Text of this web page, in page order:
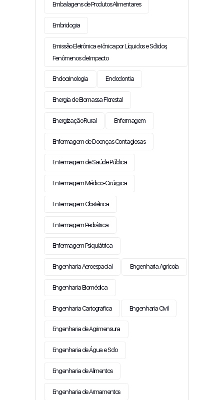
Embalagens de Produtos Alimentares
Embriologia
Emissão Eletrônica e Iônica por Líquidos e Sólidos;
Fenômenos de Impacto
Endocrinologia Endodontia
Energia de Biomassa Florestal
Energização Rural Enfermagem
Enfermagem de Doenças Contagiosas
Enfermagem de Saúde Pública
Enfermagem Médico-Cirúrgica
Enfermagem Obstétrica
Enfermagem Pediátrica
Enfermagem Psiquiátrica
Engenharia Aeroespacial Engenharia Agrícola
Engenharia Biomédica
Engenharia Cartografica Engenharia Civil
Engenharia de Agrimensura
Engenharia de Água e Solo
Engenharia de Alimentos
Engenharia de Armamentos